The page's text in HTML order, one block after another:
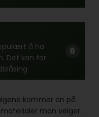
å ha
Det kan for
kommer an på
man velger.